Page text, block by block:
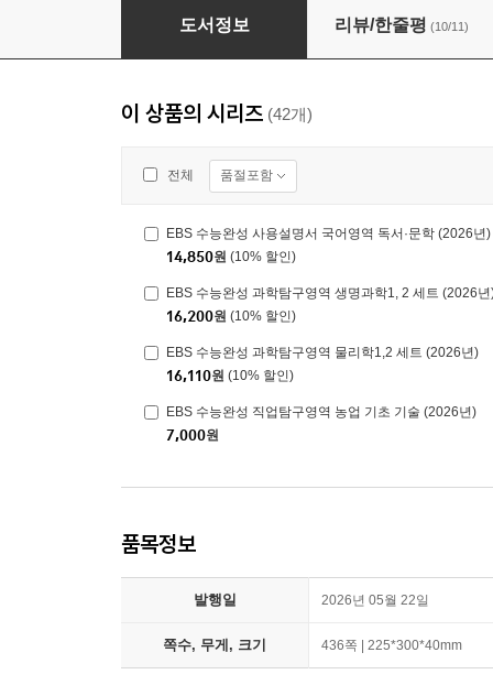
EBS 수능완성 과학탐구영역 지구과학1, 2 세트
도서정보 리뷰/한줄평 (10/11)
이 상품의 시리즈 (42개)
전체 품절포함
EBS 수능완성 사용설명서 국어영역 독서·문학 (2026년)
14,850원 (10% 할인)
EBS 수능완성 과학탐구영역 생명과학1, 2 세트 (2026년
16,200원 (10% 할인)
EBS 수능완성 과학탐구영역 물리학1,2 세트 (2026년)
16,110원 (10% 할인)
EBS 수능완성 직업탐구영역 농업 기초 기술 (2026년)
7,000원
품목정보
발행일 2026년 05월 22일
쪽수, 무게, 크기 436쪽 | 225*300*40mm